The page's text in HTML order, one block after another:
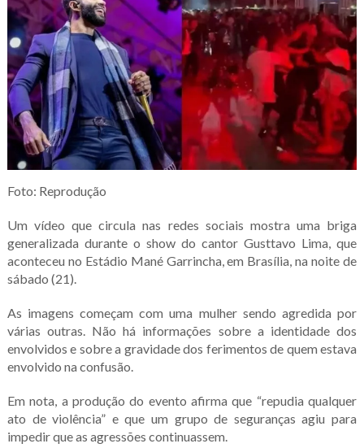
Foto: Reprodução
Um vídeo que circula nas redes sociais mostra uma briga
generalizada durante o show do cantor Gusttavo Lima, que
aconteceu no Estádio Mané Garrincha, em Brasília, na noite de
sábado (21).
As imagens começam com uma mulher sendo agredida por
várias outras. Não há informações sobre a identidade dos
envolvidos e sobre a gravidade dos ferimentos de quem estava
envolvido na confusão.
Em nota, a produção do evento afirma que “repudia qualquer
ato de violência” e que um grupo de seguranças agiu para
impedir que as agressões continuassem.